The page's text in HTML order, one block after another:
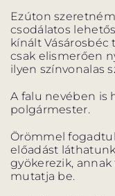
Ezúton
csodálatos
kínált
csak elismerően
ilyen színvonalas
A falu nevében is
polgármester.
Örömmel
előadást
gyökerezik,
mutatja be.